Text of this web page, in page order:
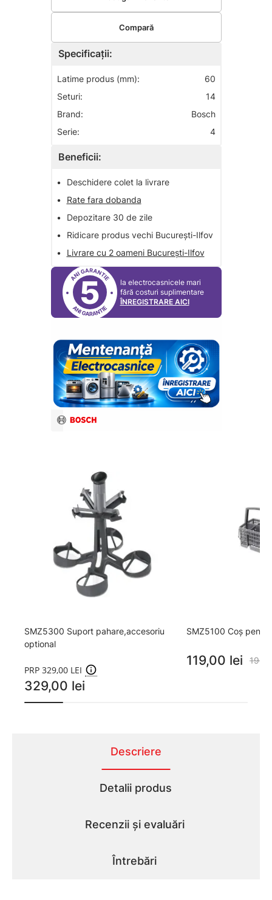
Specificații:
Latime produs (mm):
60
Seturi:
14
Brand:
Bosch
Serie:
4
Beneficii:
•
Deschidere colet la livrare
•
Rate fara dobanda
•
Depozitare 30 de zile
•
Ridicare produs vechi București-Ilfov
•
Livrare cu 2 oameni București-Ilfov
5
la electrocasnicele mari
fără costuri suplimentare
ÎNREGISTRARE AICI
Compară
SMZ5300 Suport pahare,accesoriu
optional
PRP 329,00 LEI
329,00 lei
SMZ5100 Coș
119,00 lei
Descriere
Detalii produs
Recenzii și evaluări
Întrebări